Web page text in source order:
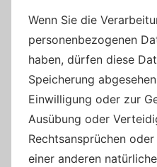
Wenn Sie die
personenbezogenen
haben, dürfen diese
Speicherung
Einwilligung oder zur
Ausübung oder
Rechtsansprüchen
einer anderen